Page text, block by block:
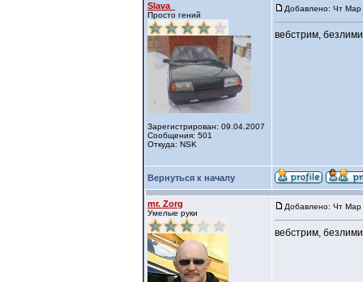
Slava_
Просто гений
Зарегистрирован: 09.04.2007
Сообщения: 501
Откуда: NSK
Добавлено: Чт
вебстрим,
Вернуться к началу
mr. Zorg
Умелые руки
Добавлено: Чт
вебстрим,